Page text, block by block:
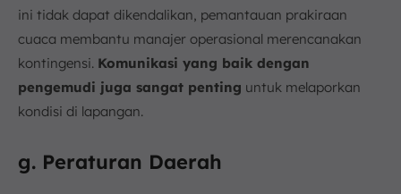
ini tidak dapat dikendalikan, pemantauan prakiraan
cuaca membantu manajer operasional merencanakan
kontingensi. Komunikasi yang baik dengan
pengemudi juga sangat penting untuk melaporkan
kondisi di lapangan.
g. Peraturan Daerah